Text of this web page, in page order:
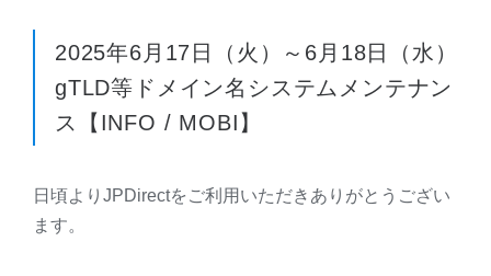
2025年6月17日（火）～6月18日（水）
gTLD等ドメイン名システムメンテナン
ス【INFO / MOBI】
日頃よりJPDirectをご利用いただきありがとうござい
ます。